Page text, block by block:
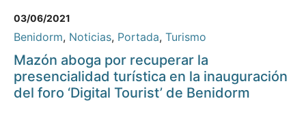
03/06/2021
Benidorm, Noticias, Portada, Turismo
Mazón aboga por recuperar la
presencialidad turística en la inauguración
del foro ‘Digital Tourist’ de Benidorm